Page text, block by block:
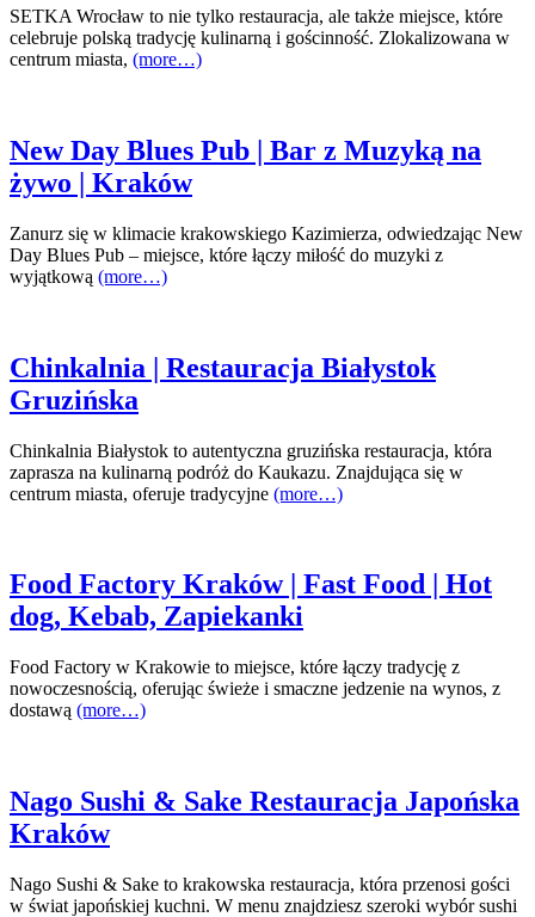
SETKA Wrocław to nie tylko restauracja, ale także miejsce, które
celebruje polską tradycję kulinarną i gościnność. Zlokalizowana w
centrum miasta, (more…)
New Day Blues Pub | Bar z Muzyką na
żywo | Kraków
Zanurz się w klimacie krakowskiego Kazimierza, odwiedzając New
Day Blues Pub – miejsce, które łączy miłość do muzyki z
wyjątkową (more…)
Chinkalnia | Restauracja Białystok
Gruzińska
Chinkalnia Białystok to autentyczna gruzińska restauracja, która
zaprasza na kulinarną podróż do Kaukazu. Znajdująca się w
centrum miasta, oferuje tradycyjne (more…)
Food Factory Kraków | Fast Food | Hot
dog, Kebab, Zapiekanki
Food Factory w Krakowie to miejsce, które łączy tradycję z
nowoczesnością, oferując świeże i smaczne jedzenie na wynos, z
dostawą (more…)
Nago Sushi & Sake Restauracja Japońska
Kraków
Nago Sushi & Sake to krakowska restauracja, która przenosi gości
w świat japońskiej kuchni. W menu znajdziesz szeroki wybór sushi